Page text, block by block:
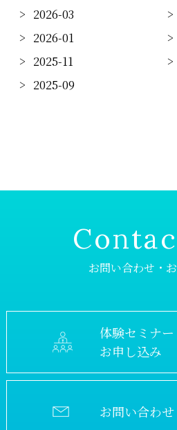
2026-03
2026-01
2025-11
2025-09
お問い合わせ・
体験セミナ
お申し込み
お問い合わせ